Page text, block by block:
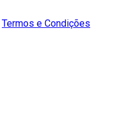
Termos e Condições